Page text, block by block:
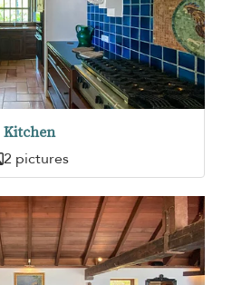
Kitchen
2 pictures